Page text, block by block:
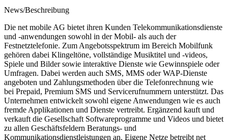
News/Beschreibung
Die net mobile AG bietet ihren Kunden Telekommunikationsdienste
und -anwendungen sowohl in der Mobil- als auch der
Festnetztelefonie. Zum Angebotsspektrum im Bereich Mobilfunk
gehören dabei Klingeltöne, vollständige Musiktitel und -videos,
Spiele und Bilder sowie interaktive Dienste wie Gewinnspiele oder
Umfragen. Dabei werden auch SMS, MMS oder WAP-Dienste
angeboten und Zahlungsmethoden über die Telefonrechnung wie
bei Prepaid, Premium SMS und Servicerufnummern unterstützt. Das
Unternehmen entwickelt sowohl eigene Anwendungen wie es auch
fremde Applikationen und Dienste vertreibt. Ergänzend kauft und
verkauft die Gesellschaft Softwareprogramme und Videos und bietet
zu allen Geschäftsfeldern Beratungs- und
Kommunikationsdienstleistungen an. Eigene Netze betreibt net